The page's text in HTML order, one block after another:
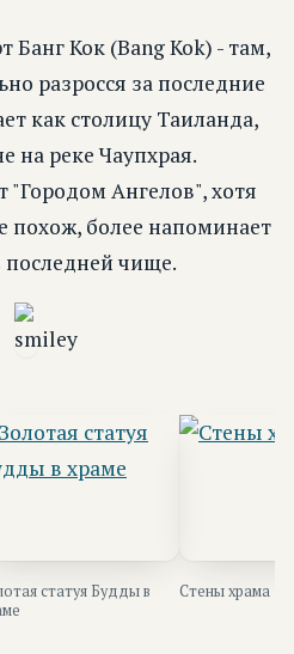
Банг Кок (Bang Kok) - там,
разросся за последние
как столицу Таиланда,
на реке Чаупхрая.
"Городом Ангелов", хотя
похож, более напоминает
чище.
статуя Будды в
Стены храма